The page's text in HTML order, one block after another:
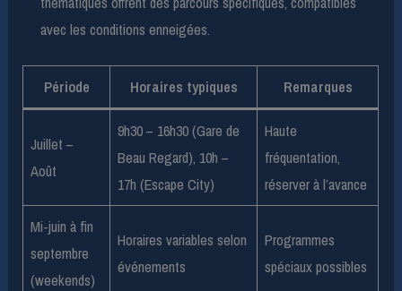
avec les conditions enneigées.
Période Horaires typiques Remarques
Juillet –
Août
9h30 – 16h30 (Gare de
Beau Regard), 10h –
17h (Escape City)
Haute
fréquentation,
réserver à l’avance
Mi-juin à fin
septembre
(weekends)
Horaires variables selon
événements
Programmes
spéciaux possibles